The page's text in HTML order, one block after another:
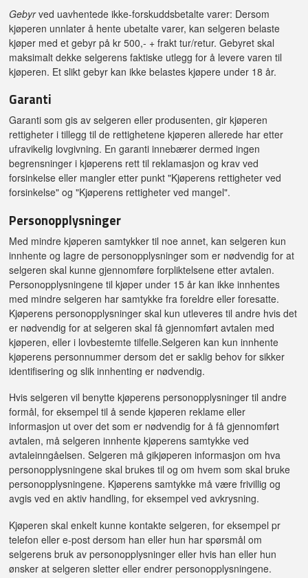
Gebyrved uavhentede ikke-forskuddsbetalte varer: Dersom
kjøperen unnlater å hente ubetalte varer, kan selgeren belaste
kjøper med et gebyr på kr 500,- + frakt tur/retur. Gebyret skal
maksimalt dekke selgerens faktiske utlegg for å levere varen til
kjøperen. Et slikt gebyr kan ikke belastes kjøpere under 18 år.
Garanti
Garanti som gis av selgeren eller produsenten, gir kjøperen
rettigheter i tillegg til de rettighetene kjøperen allerede har etter
ufravikelig lovgivning. En garanti innebærer dermed ingen
begrensninger i kjøperens rett til reklamasjon og krav ved
forsinkelse eller mangler etter punkt "Kjøperens rettigheter ved
forsinkelse" og "Kjøperens rettigheter ved mangel".
Personopplysninger
Med mindre kjøperen samtykker til noe annet, kan selgeren kun
innhente og lagre de personopplysninger som er nødvendig for at
selgeren skal kunne gjennomføre forpliktelsene etter avtalen.
Personopplysningene til kjøper under 15 år kan ikke innhentes
med mindre selgeren har samtykke fra foreldre eller foresatte.
Kjøperens personopplysninger skal kun utleveres til andre hvis det
er nødvendig for at selgeren skal få gjennomført avtalen med
kjøperen, eller i lovbestemte tilfelle.Selgeren kan kun innhente
kjøperens personnummer dersom det er saklig behov for sikker
identifisering og slik innhenting er nødvendig.
Hvis selgeren vil benytte kjøperens personopplysninger til andre
formål, for eksempel til å sende kjøperen reklame eller
informasjon ut over det som er nødvendig for å få gjennomført
avtalen, må selgeren innhente kjøperens samtykke ved
avtaleinngåelsen. Selgeren må gikjøperen informasjon om hva
personopplysningene skal brukes til og om hvem som skal bruke
personopplysningene. Kjøperens samtykke må være frivillig og
avgis ved en aktiv handling, for eksempel ved avkrysning.
Kjøperen skal enkelt kunne kontakte selgeren, for eksempel pr
telefon eller e-post dersom han eller hun har spørsmål om
selgerens bruk av personopplysninger eller hvis han eller hun
ønsker at selgeren sletter eller endrer personopplysningene.